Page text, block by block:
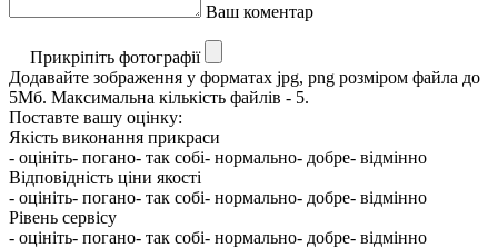
Ваш коментар
Прикріпіть фотографії
Додавайте зображення у форматах jpg, png розміром файла до
5Мб. Максимальна кількість файлів - 5.
Поставте вашу оцінку:
Якість виконання прикраси
- оцініть- погано- так собі- нормально- добре- відмінно
Відповідність ціни якості
- оцініть- погано- так собі- нормально- добре- відмінно
Рівень сервісу
- оцініть- погано- так собі- нормально- добре- відмінно